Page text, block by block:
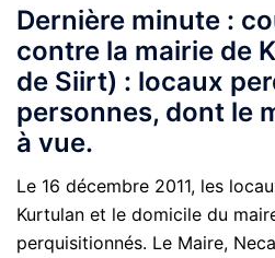
Dernière minute :
contre la mairie de
de Siirt) : locaux
personnes, dont le
à vue.
Le 16 décembre 2011, les
Kurtulan et le domicile du
perquisitionnés. Le Maire,